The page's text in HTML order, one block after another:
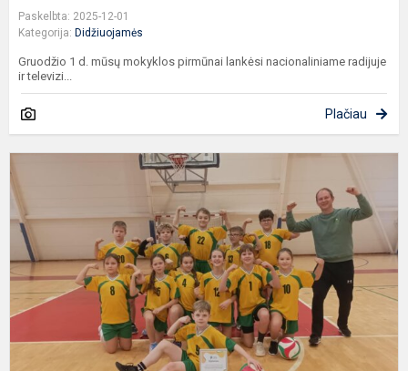
Paskelbta: 2025-12-01
Kategorija: Didžiuojamės
Gruodžio 1 d. mūsų mokyklos pirmūnai lankėsi nacionaliniame radijuje
ir televizi...
Plačiau